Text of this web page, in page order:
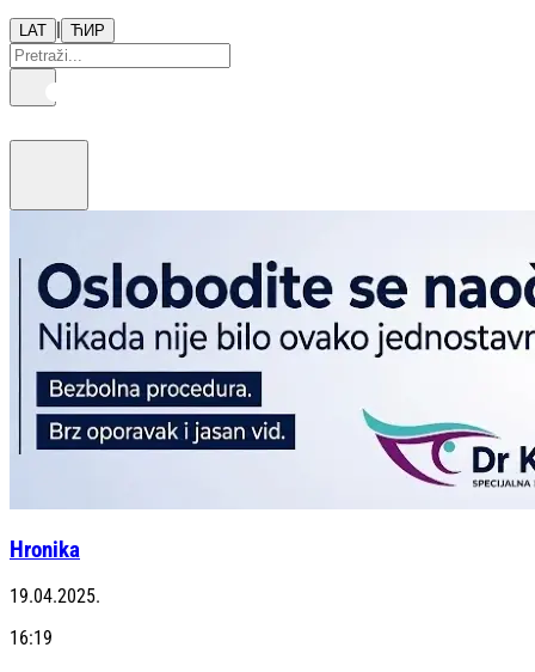
LAT | ЋИР
Hronika
19.04.2025.
16:19